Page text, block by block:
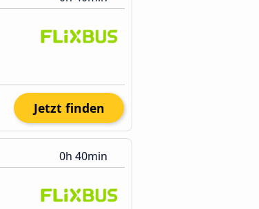
Jetzt finden
0h 40min